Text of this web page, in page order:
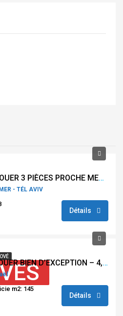
#REF : AR 12549 ** A LOUER 3 PIÈCES PROCHE MER – TÉL AVIV **
- TÉL AVIV
Détails
#REF AAR 014 **** A LOUER BIEN D’EXCEPTION – 4,5 PIECES – NEVE TZEDEK – TEL AVIV ****
m2: 145
Détails